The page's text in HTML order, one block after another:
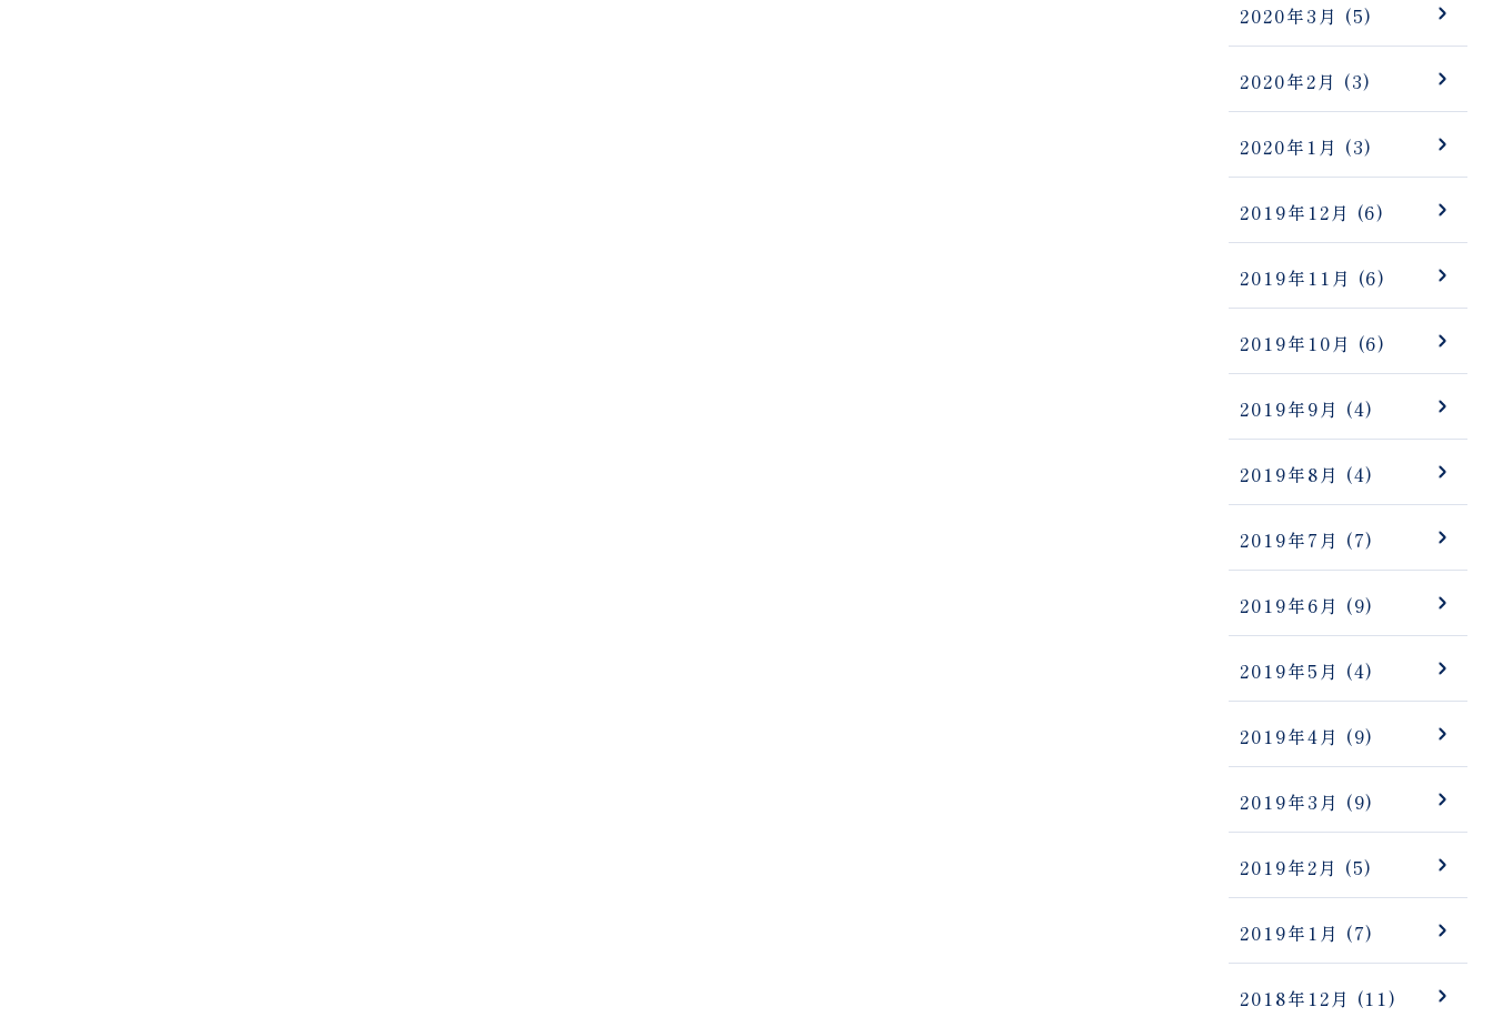
2020年3月 (5)
2020年2月 (3)
2020年1月 (3)
2019年12月 (6)
2019年11月 (6)
2019年10月 (6)
2019年9月 (4)
2019年8月 (4)
2019年7月 (7)
2019年6月 (9)
2019年5月 (4)
2019年4月 (9)
2019年3月 (9)
2019年2月 (5)
2019年1月 (7)
2018年12月 (11)